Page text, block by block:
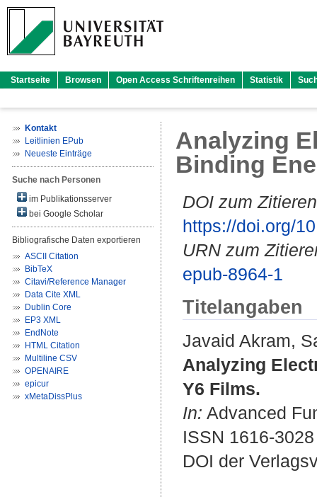
Startseite Browsen Open Access Schriftenreihen Statistik
Kontakt
Leitlinien EPub
Neueste Einträge
Suche nach Personen
im Publikationsserver
bei Google Scholar
Bibliografische Daten exportieren
ASCII Citation
BibTeX
Citavi/Reference Manager
Data Cite XML
Dublin Core
EP3 XML
EndNote
HTML Citation
Multiline CSV
OPENAIRE
epicur
xMetaDissPlus
Analyzing
Binding
DOI zum
https://doi.org/
URN zum
epub-8964-1
Titelangaben
Javaid Akram,
Analyzing
Y6 Films.
In: Advanced
ISSN 1616-3028
DOI der